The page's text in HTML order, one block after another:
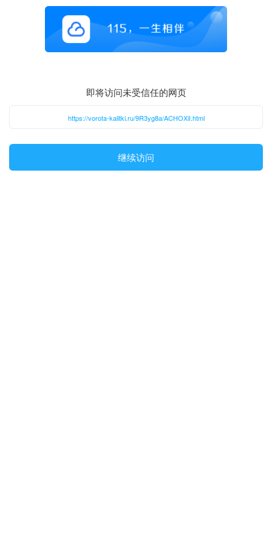
即将访问未受信任的网页
https://vorota-kalitki.ru/9R3yg8a/ACHOXiI.html
继续访问